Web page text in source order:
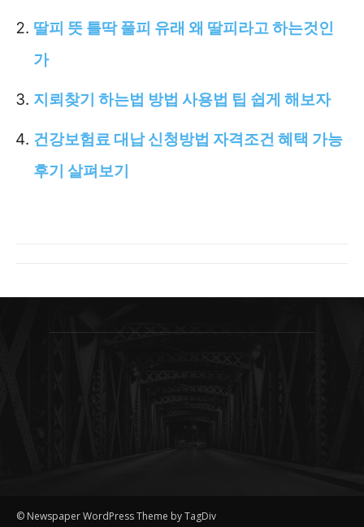
딸피 뜻 틀딱 풀피 유래 왜 딸피라고 하는것인
가
지뢰찾기 하는법 방법 사용법 팁 쉽게 해보자
건강보험료 대납 신청방법 자격조건 혜택 가능
후기 살펴보기
© Newspaper WordPress Theme by TagDiv